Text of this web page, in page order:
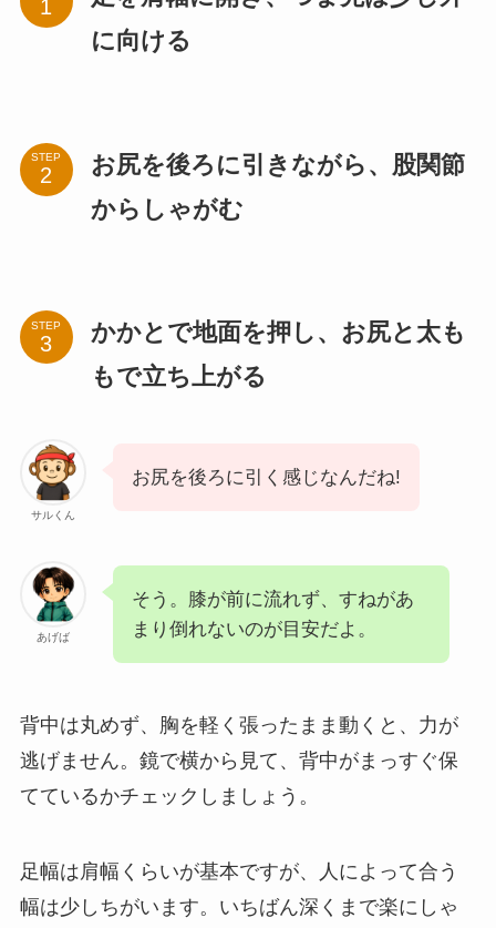
に向ける
STEP
お尻を後ろに引きながら、股関節
からしゃがむ
STEP
かかとで地面を押し、お尻と太も
もで立ち上がる
サルくん
お尻を後ろに引く感じなんだね!
あげば
そう。膝が前に流れず、すねがあ
まり倒れないのが目安だよ。
背中は丸めず、胸を軽く張ったまま動くと、力が
逃げません。鏡で横から見て、背中がまっすぐ保
てているかチェックしましょう。
足幅は肩幅くらいが基本ですが、人によって合う
幅は少しちがいます。いちばん深くまで楽にしゃ